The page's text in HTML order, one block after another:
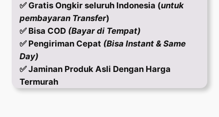
✅ Gratis Ongkir seluruh Indonesia (untuk
pembayaran Transfer)
✅ Bisa COD (Bayar di Tempat)
✅ Pengiriman Cepat (Bisa Instant & Same
Day)
✅ Jaminan Produk Asli Dengan Harga
Termurah